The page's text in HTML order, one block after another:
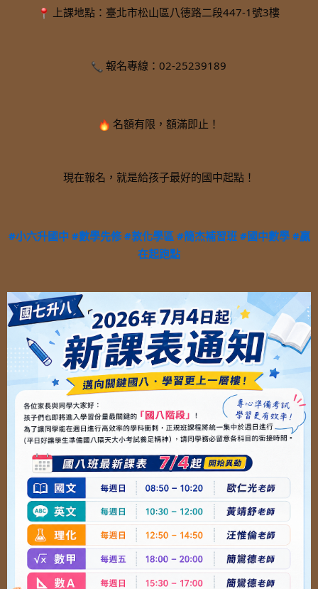
上課地點：臺北市松山區八德路二段447-1號3樓
報名專線：02-25239189
名額有限，額滿即止！
現在報名，就是給孩子最好的國中起點！
#小六升國中 #數學先修 #敦化學區 #簡杰補習班 #國中數學 #贏
在起跑點